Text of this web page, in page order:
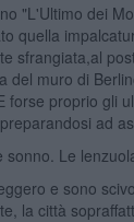
"L'Ultimo dei
quella
sfrangiata,al
del muro di
forse proprio gli
ad
Le
e sono
la città